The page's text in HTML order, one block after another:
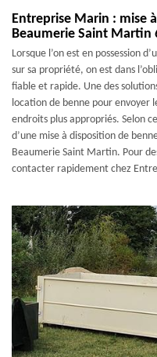
Entreprise Marin : mise
Beaumerie Saint Martin
Lorsque l’on est en possession
sur sa propriété, on est dans
fiable et rapide. Une des
location de benne pour envoyer
endroits plus appropriés. Selon
d’une mise à disposition de
Beaumerie Saint Martin. Pour
contacter rapidement chez